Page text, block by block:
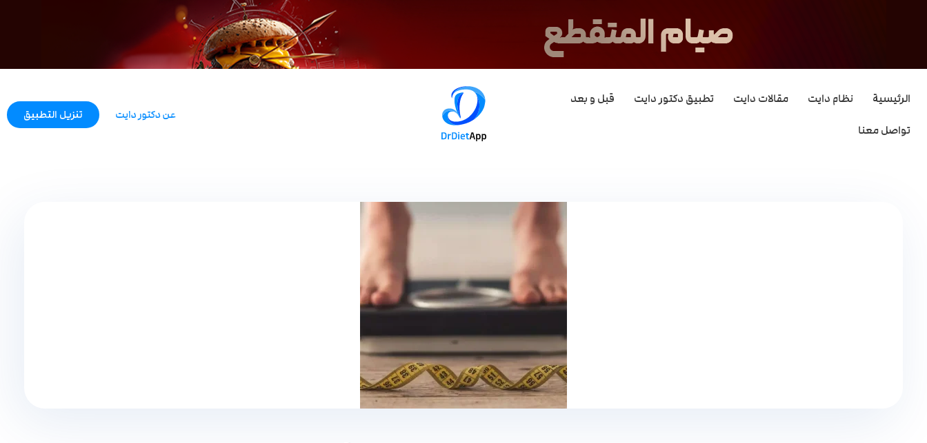
الرئيسية نظام دايت مقالات دايت تطبيق دكتور دايت قبل و بعد
تواصل معنا
تنزيل التطبيق